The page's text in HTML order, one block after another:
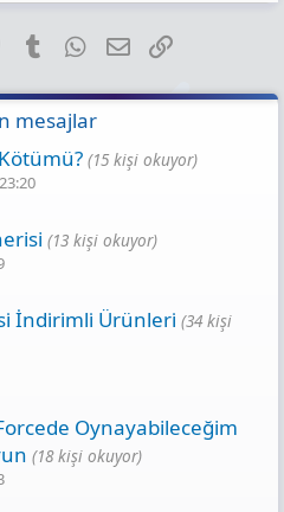
PinterestTumblr WhatsApp
E-posta
mesajlar
(15 kişi okuyor)
(13 kişi okuyor)
İndi̇ri̇mli̇ Ürünleri̇ (34 kişi
Oynayabileceğim
(18 kişi okuyor)